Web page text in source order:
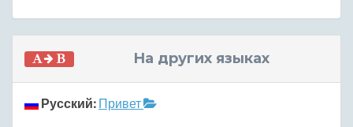
На других языках
Русский: Привет